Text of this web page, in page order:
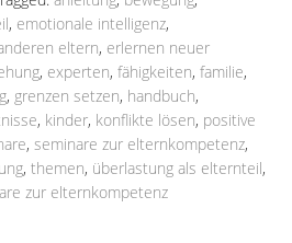
, emotionale intelligenz,
eltern, erlernen neuer
, experten, fähigkeiten, familie,
, grenzen setzen, handbuch,
, kinder, konflikte lösen, positive
, seminare zur elternkompetenz,
, themen, überlastung als elternteil,
zur elternkompetenz